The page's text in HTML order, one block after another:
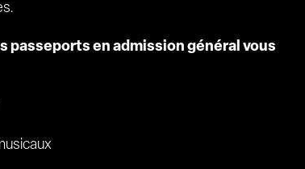
passeports en admission général vous